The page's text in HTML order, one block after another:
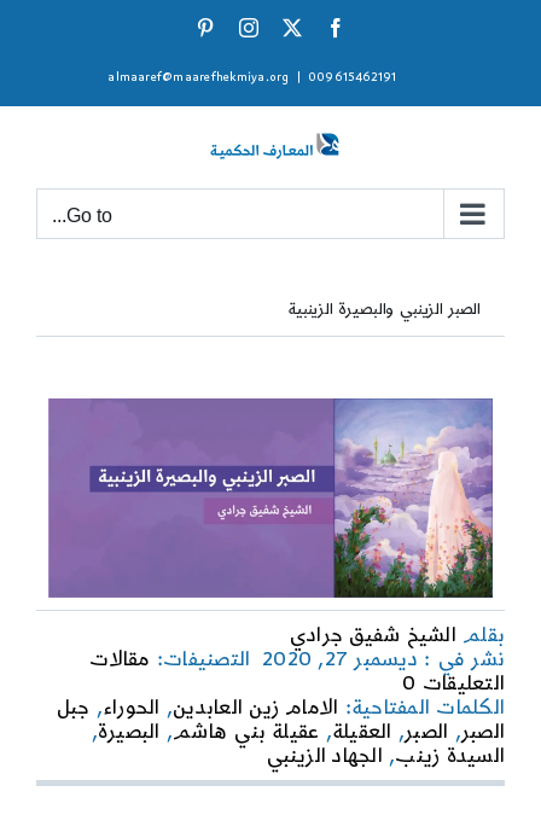
Facebook
X
Instagram
009615462191
almaaref@maarefhekmiya.org
Go to...
الصبر الزينبي والبصيرة الزينبية
بقلم الشيخ شفيق جرادي
نشر في : ديسمبر 27, 2020
التصنيفات: مقالات
التعليقات 0
on
الصبر
الزينبي
والبصيرة
الزينبية
الكلمات المفتاحية: الامام زين العابدين, الحوراء, جبل
الصبر, الصبر, العقيلة, عقيلة بني هاشم, البصيرة,
السيدة زينب, الجهاد الزينبي